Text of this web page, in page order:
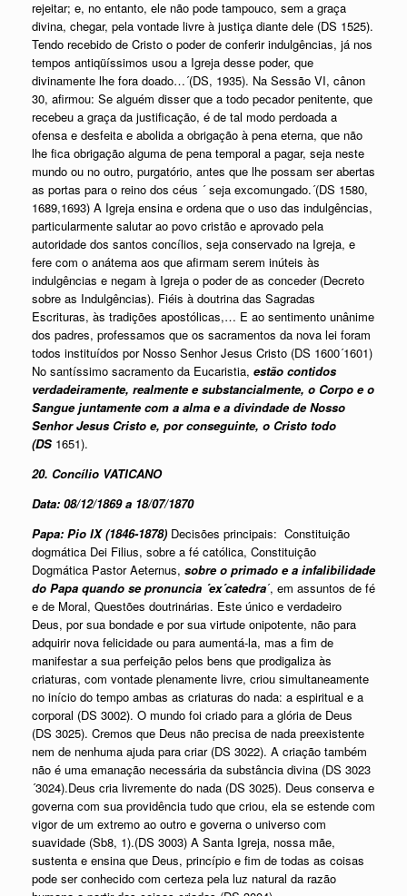
rejeitar; e, no entanto, ele não pode tampouco, sem a graça
divina, chegar, pela vontade livre à justiça diante dele (DS 1525).
Tendo recebido de Cristo o poder de conferir indulgências, já nos
tempos antiqüíssimos usou a Igreja desse poder, que
divinamente lhe fora doado…´(DS, 1935). Na Sessão VI, cânon
30, afirmou: Se alguém disser que a todo pecador penitente, que
recebeu a graça da justificação, é de tal modo perdoada a
ofensa e desfeita e abolida a obrigação à pena eterna, que não
lhe fica obrigação alguma de pena temporal a pagar, seja neste
mundo ou no outro, purgatório, antes que lhe possam ser abertas
as portas para o reino dos céus ´ seja excomungado.´(DS 1580,
1689,1693) A Igreja ensina e ordena que o uso das indulgências,
particularmente salutar ao povo cristão e aprovado pela
autoridade dos santos concílios, seja conservado na Igreja, e
fere com o anátema aos que afirmam serem inúteis às
indulgências e negam à Igreja o poder de as conceder (Decreto
sobre as Indulgências). Fiéis à doutrina das Sagradas
Escrituras, às tradições apostólicas,… E ao sentimento unânime
dos padres, professamos que os sacramentos da nova lei foram
todos instituídos por Nosso Senhor Jesus Cristo (DS 1600´1601)
No santíssimo sacramento da Eucaristia, estão contidos
verdadeiramente, realmente e substancialmente, o Corpo e o
Sangue juntamente com a alma e a divindade de Nosso
Senhor Jesus Cristo e, por conseguinte, o Cristo todo
(DS 1651).
20. Concílio VATICANO
Data: 08/12/1869 a 18/07/1870
Papa: Pio IX (1846-1878) Decisões principais: Constituição
dogmática Dei Filius, sobre a fé católica, Constituição
Dogmática Pastor Aeternus, sobre o primado e a infalibilidade
do Papa quando se pronuncia ´ex´catedra´, em assuntos de fé
e de Moral, Questões doutrinárias. Este único e verdadeiro
Deus, por sua bondade e por sua virtude onipotente, não para
adquirir nova felicidade ou para aumentá-la, mas a fim de
manifestar a sua perfeição pelos bens que prodigaliza às
criaturas, com vontade plenamente livre, criou simultaneamente
no início do tempo ambas as criaturas do nada: a espiritual e a
corporal (DS 3002). O mundo foi criado para a glória de Deus
(DS 3025). Cremos que Deus não precisa de nada preexistente
nem de nenhuma ajuda para criar (DS 3022). A criação também
não é uma emanação necessária da substância divina (DS 3023
´3024).Deus cria livremente do nada (DS 3025). Deus conserva e
governa com sua providência tudo que criou, ela se estende com
vigor de um extremo ao outro e governa o universo com
suavidade (Sb8, 1).(DS 3003) A Santa Igreja, nossa mãe,
sustenta e ensina que Deus, princípio e fim de todas as coisas
pode ser conhecido com certeza pela luz natural da razão